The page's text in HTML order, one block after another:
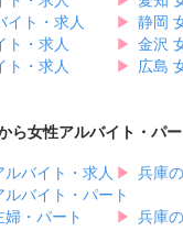
イト・求人 ▶︎ 静岡
ト・求人 ▶︎ 金沢
ト・求人 ▶︎ 広島
ら女性アルバイト・パ
バイト・求人 ▶︎ 兵庫
バイト・パート
・パート ▶︎ 兵庫